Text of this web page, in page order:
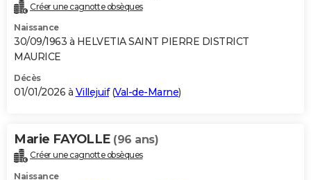
Créer une cagnotte obsèques
Naissance
30/09/1963 à HELVETIA SAINT PIERRE DISTRICT
MAURICE
Décès
01/01/2026 à Villejuif(Val-de-Marne)
Marie FAYOLLE (96 ans)
Créer une cagnotte obsèques
Naissance